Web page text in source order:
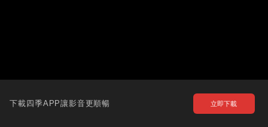
下載四季APP讓影音更順暢 立即下載